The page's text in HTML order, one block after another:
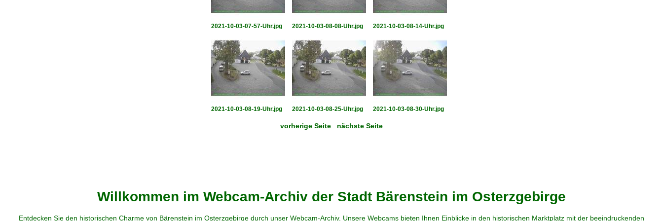
2021-10-03-07-57-Uhr.jpg 2021-10-03-08-08-Uhr.jpg 2021-10-03-08-14-Uhr.jpg
2021-10-03-08-19-Uhr.jpg 2021-10-03-08-25-Uhr.jpg 2021-10-03-08-30-Uhr.jpg
vorherige Seite nächste Seite
Willkommen im Webcam-Archiv der Stadt Bärenstein im Osterzgebirge
Entdecken Sie den historischen Charme von Bärenstein im Osterzgebirge durch unser Webcam-Archiv. Unsere Webcams bieten Ihnen Einblicke in den historischen Marktplatz mit der beeindruckenden